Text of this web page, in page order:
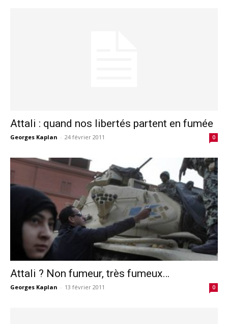
Attali : quand nos libertés partent en fumée
Georges Kaplan - 24 février 2011 0
Attali ? Non fumeur, très fumeux…
Georges Kaplan - 13 février 2011 0